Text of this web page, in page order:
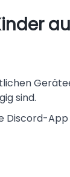
sind.
Discord-